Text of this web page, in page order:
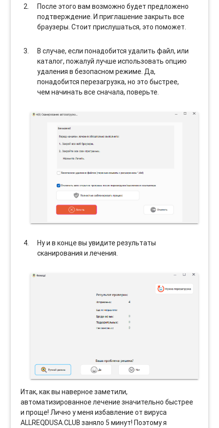
После этого вам возможно будет предложено
подтверждение. И приглашение закрыть все
браузеры. Стоит прислушаться, это поможет.
В случае, если понадобится удалить файл, или
каталог, пожалуй лучше использовать опцию
удаления в безопасном режиме. Да,
понадобится перезагрузка, но это быстрее,
чем начинать все сначала, поверьте.
Ну и в конце вы увидите результаты
сканирования и лечения.
Итак, как вы наверное заметили,
автоматизированное лечение значительно быстрее
и проще! Лично у меня избавление от вируса
ALLREQDUSA.CLUB заняло 5 минут! Поэтому я